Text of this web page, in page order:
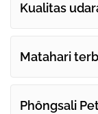
Kualitas
Matahari
Phôngsali